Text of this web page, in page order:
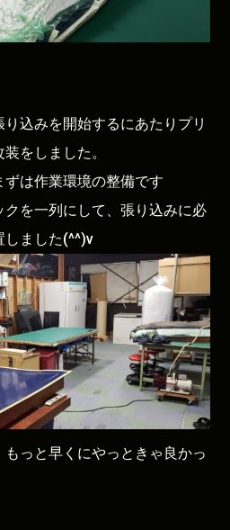
込みを開始するにあたりプリ
をしました。
は作業環境の整備です
を一列にして、張り込みに必
しました(^^)v
っと早くにやっときゃ良かっ